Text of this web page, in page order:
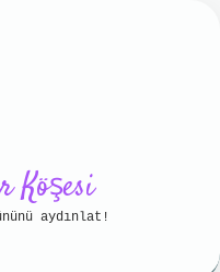
Politikası
Köşesi
aydınlat!